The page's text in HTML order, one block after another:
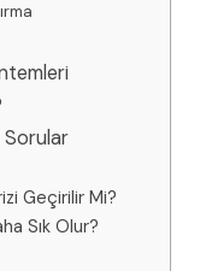
Sorular
Geçirilir Mi?
Sık Olur?